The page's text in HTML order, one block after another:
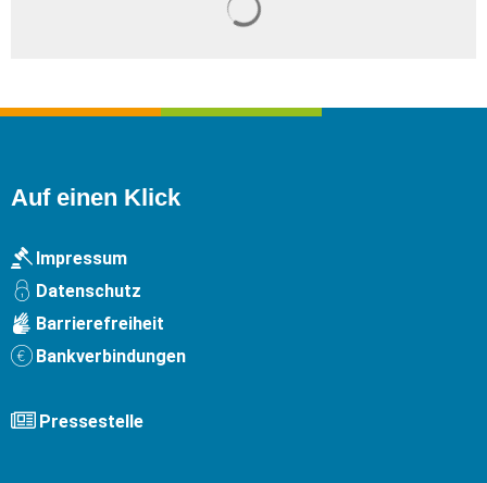
Auf einen Klick
Impressum
Datenschutz
Barrierefreiheit
Bankverbindungen
Pressestelle